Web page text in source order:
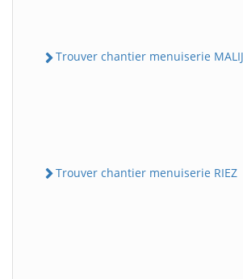
Trouver chantier menuiserie
Trouver chantier menuiserie RIEZ